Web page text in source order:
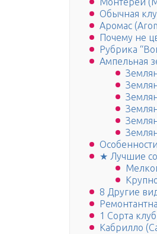
Обычная
Аромас
Почему не
Рубрика
Ампельная
★ Лучшие
8 Другие
1 Сорта
Кабрилло